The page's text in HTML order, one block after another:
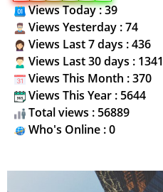
Views Today : 39
Views Yesterday : 74
Views Last 7 days : 436
Views Last 30 days : 1341
Views This Month : 370
Views This Year : 5644
Total views : 56889
Who's Online : 0